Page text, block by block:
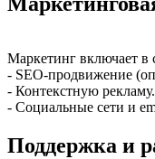
Маркетинг включает в
- SEO-продвижение
- Контекстную рекламу.
- Социальные сети и
Поддержка и